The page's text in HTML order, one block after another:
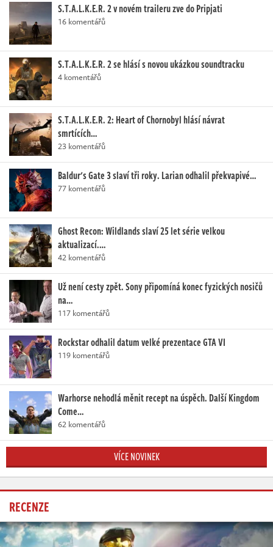
S.T.A.L.K.E.R. 2 v novém traileru zve do Pripjati
16 komentářů
S.T.A.L.K.E.R. 2 se hlásí s novou ukázkou soundtracku
4 komentářů
S.T.A.L.K.E.R. 2: Heart of Chornobyl hlásí návrat
smrtících…
23 komentářů
Baldur's Gate 3 slaví tři roky. Larian odhalil překvapivé…
77 komentářů
Ghost Recon: Wildlands slaví 25 let série velkou
aktualizací.…
42 komentářů
Už není cesty zpět. Sony připomíná konec fyzických nosičů
na…
117 komentářů
Rockstar odhalil datum velké prezentace GTA VI
119 komentářů
Warhorse nehodlá měnit recept na úspěch. Další Kingdom
Come…
62 komentářů
VÍCE NOVINEK
RECENZE